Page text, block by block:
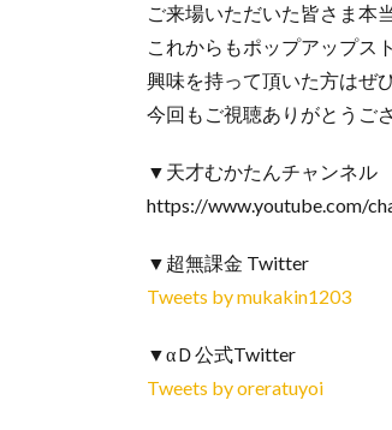
ご来場いただいた皆さま本
これからもポップアップス
興味を持って頂いた方はぜ
今回もご視聴ありがとうご
▼天才むかたんチャンネル
https://www.youtube.com/
▼超無課金 Twitter
Tweets by mukakin1203
▼αＤ公式Twitter
Tweets by oreratuyoi